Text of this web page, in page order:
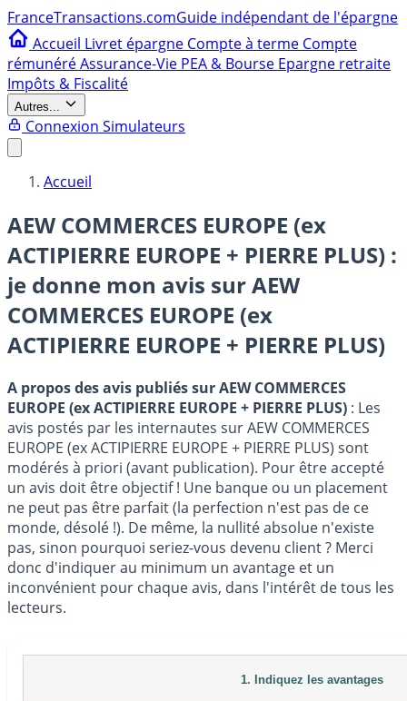
FranceTransactions.comGuide indépendant de l'épargne
Accueil Livret épargne Compte à terme Compte
rémunéréAssurance-Vie PEA & Bourse Epargne retraite
Impôts & Fiscalité
Autres...
Connexion Simulateurs
Accueil
AEW COMMERCES EUROPE (ex
ACTIPIERRE EUROPE + PIERRE PLUS) :
je donne mon avis surAEW
COMMERCES EUROPE (ex
ACTIPIERRE EUROPE + PIERRE PLUS)
A propos des avis publiés sur AEW COMMERCES
EUROPE (ex ACTIPIERRE EUROPE + PIERRE PLUS) : Les
avis postés par les internautes sur AEW COMMERCES
EUROPE (ex ACTIPIERRE EUROPE + PIERRE PLUS) sont
modérés à priori (avant publication). Pour être accepté
un avis doit être objectif ! Une banque ou un placement
ne peut pas être parfait (la perfection n'est pas de ce
monde, désolé !). De même, la nullité absolue n'existe
pas, sinon pourquoi seriez-vous devenu client ? Merci
donc d'indiquer au minimum un avantage et un
inconvénient pour chaque avis, dans l'intérêt de tous les
lecteurs.
1. Indiquez les avantages